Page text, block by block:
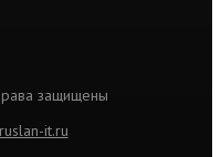
защищены
ruslan-it.ru